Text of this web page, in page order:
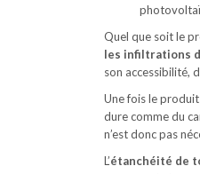
Quel que soit le
les infiltrations
son accessibilité,
Une fois le
dure comme du
n’est donc pas
L’étanchéité de